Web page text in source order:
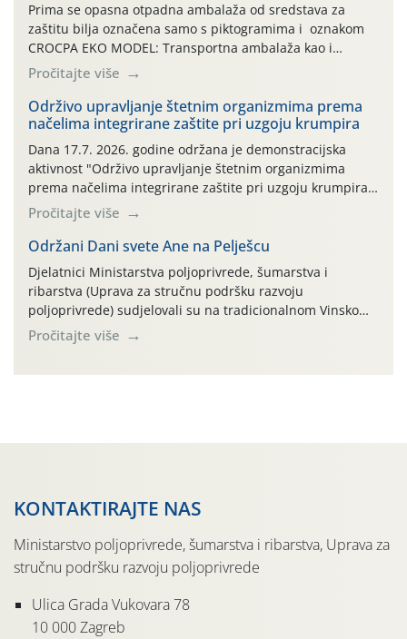
Prima se opasna otpadna ambalaža od sredstava za
zaštitu bilja označena samo s piktogramima i oznakom
CROCPA EKO MODEL: Transportna ambalaža kao i
ambalaža drugih proizvoda koji nisu sredstva za zaštitu
bilja (npr. ambalaža od mineralnih gnojiva,) se ne
prihvaća. Korisnicima je osiguran besplatni povrat
prazne ambalaže isključivo ovih tvrtki: AGROCHEM-MAKS,
AGRONOM, ALBAUGH TKI* (PINUS […]
Pročitajte više
Održivo upravljanje štetnim organizmima prema
načelima integrirane zaštite pri uzgoju krumpira
Dana 17.7. 2026. godine održana je demonstracijska
aktivnost "Održivo upravljanje štetnim organizmima
prema načelima integrirane zaštite pri uzgoju krumpira"
na pokusnom polju "Poredje", kraj naselja Belica (ARKOD
parcela ID 2445031) (središnji dio Međimurske županije).
Pročitajte više
Održani Dani svete Ane na Pelješcu
Djelatnici Ministarstva poljoprivrede, šumarstva i
ribarstva (Uprava za stručnu podršku razvoju
poljoprivrede) sudjelovali su na tradicionalnom Vinskom
forumu, održanom 24.07.2026. godine u Domu vinarske
tradicije u Putnikovićima na poluotoku Pelješcu, u
Pročitajte više
KONTAKTIRAJTE NAS
Ministarstvo poljoprivrede, šumarstva i ribarstva, Uprava za
stručnu podršku razvoju poljoprivrede
Ulica Grada Vukovara 78
10 000 Zagreb